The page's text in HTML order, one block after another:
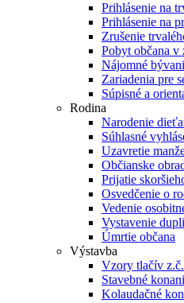
Prihlásenie na
Prihlásenie na
Zrušenie
Pobyt občana v
Nájomné
Zariadenia pre
Súpisné a
Rodina
Narodenie
Súhlasné
Uzavretie
Občianske
Prijatie
Osvedčenie o
Vedenie
Vystavenie
Úmrtie občana
Výstavba
Vzory tlačív
Stavebné
Kolaudačné